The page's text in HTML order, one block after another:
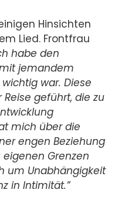
Hinsichten
Lied. Frontfrau
habe den
jemandem
war. Diese
geführt, die zu
mich über die
engen Beziehung
Grenzen
um Unabhängigkeit
in Intimität.”